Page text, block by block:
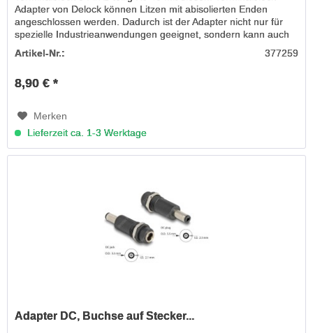
Adapter von Delock können Litzen mit abisolierten Enden
angeschlossen werden. Dadurch ist der Adapter nicht nur für
spezielle Industrieanwendungen geeignet, sondern kann auch
Artikel-Nr.: 377259
8,90 € *
Merken
Lieferzeit ca. 1-3 Werktage
Adapter DC, Buchse auf Stecker...